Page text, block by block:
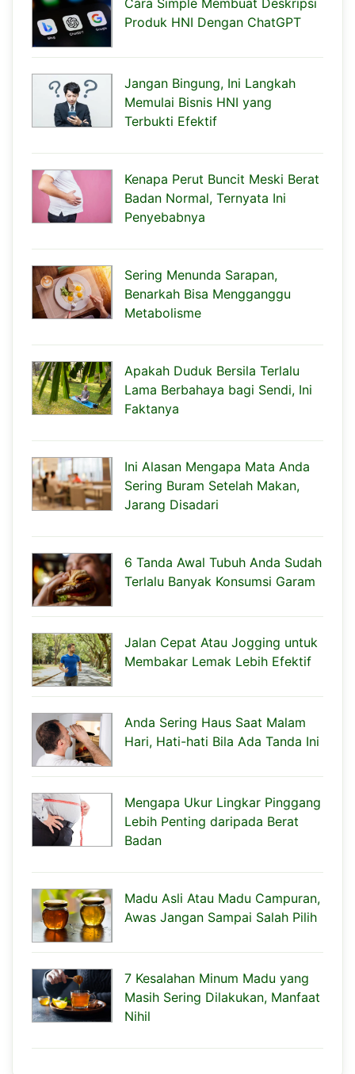
Produk HNI Dengan ChatGPT
Jangan Bingung, Ini Langkah
Memulai Bisnis HNI yang
Terbukti Efektif
Kenapa Perut Buncit Meski Berat
Badan Normal, Ternyata Ini
Penyebabnya
Sering Menunda Sarapan,
Benarkah Bisa Mengganggu
Metabolisme
Apakah Duduk Bersila Terlalu
Lama Berbahaya bagi Sendi, Ini
Faktanya
Ini Alasan Mengapa Mata Anda
Sering Buram Setelah Makan,
Jarang Disadari
6 Tanda Awal Tubuh Anda Sudah
Terlalu Banyak Konsumsi Garam
Jalan Cepat Atau Jogging untuk
Membakar Lemak Lebih Efektif
Anda Sering Haus Saat Malam
Hari, Hati-hati Bila Ada Tanda Ini
Mengapa Ukur Lingkar Pinggang
Lebih Penting daripada Berat
Badan
Madu Asli Atau Madu Campuran,
Awas Jangan Sampai Salah Pilih
7 Kesalahan Minum Madu yang
Masih Sering Dilakukan, Manfaat
Nihil